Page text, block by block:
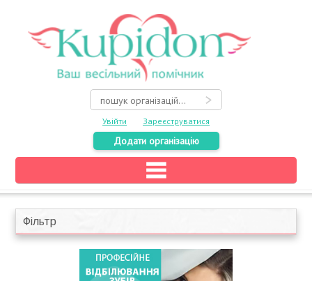
Увійти Зареєструватися
Додати організацію
Головна
Каталог
На карті
Фільтр